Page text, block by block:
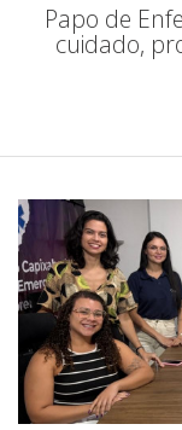
Papo de
cuidado,